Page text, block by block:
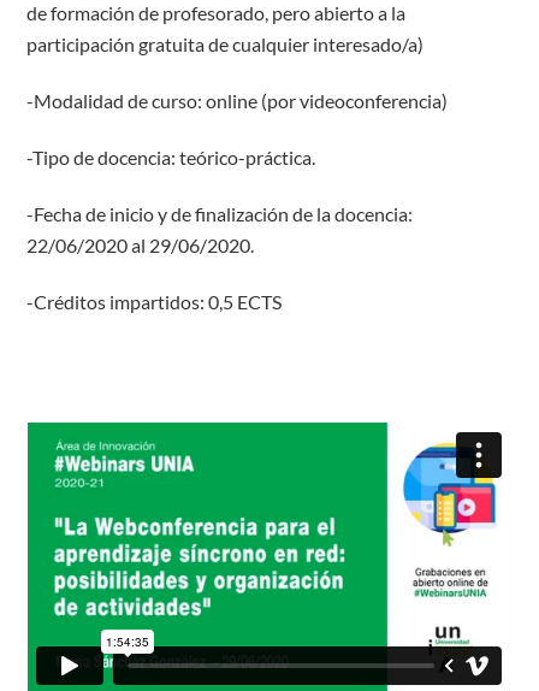
de formación de profesorado, pero abierto a la
participación gratuita de cualquier interesado/a)
-Modalidad de curso: online (por videoconferencia)
-Tipo de docencia: teórico-práctica.
-Fecha de inicio y de finalización de la docencia:
22/06/2020 al 29/06/2020.
-Créditos impartidos: 0,5 ECTS